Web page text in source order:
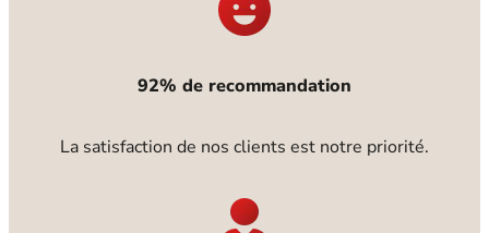
92% de recommandation
La satisfaction de nos clients est notre priorité.